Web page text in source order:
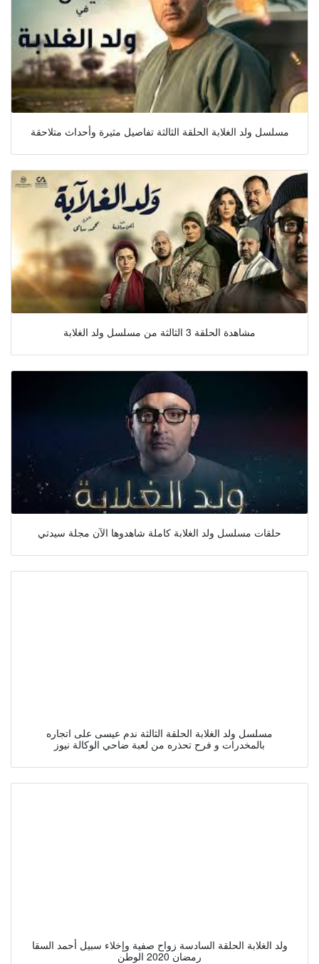
مسلسل ولد الغلابة الحلقة الثالثة تفاصيل مثيرة وأحداث متلاحقة
مشاهدة الحلقة 3 الثالثة من مسلسل ولد الغلابة
حلقات مسلسل ولد الغلابة كاملة شاهدوها الآن مجلة سيدتي
مسلسل ولد الغلابة الحلقة الثالثة ندم عيسى على اتجاره
بالمخدرات و فرح تحذره من لعبة ضاحي الوكالة نيوز
ولد الغلابة الحلقة السادسة زواح صفية وإخلاء سبيل أحمد السقا
رمضان 2020 الوطن